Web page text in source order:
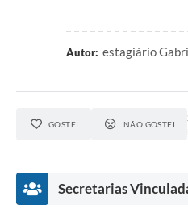
Autor: estagiário
GOSTEI NÃO GOSTEI
Secretarias